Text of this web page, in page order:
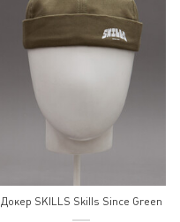
Докер SKILLS Skills Since Green